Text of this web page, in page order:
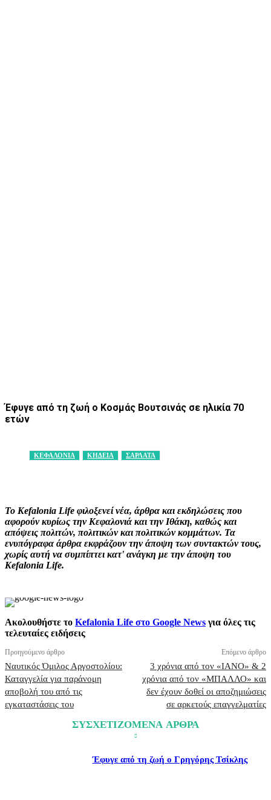
Έφυγε από τη ζωή ο Κοσμάς Βουτσινάς σε ηλικία 70
ετών
ΚΕΦΑΛΟΝΙΑ ΚΗΔΕΙΑ ΣΑΡΛΑΤΑ
Το Kefalonia Life φιλοξενεί νέα, άρθρα και εκδηλώσεις που
αφορούν κυρίως την Κεφαλονιά και την Ιθάκη, καθώς και
απόψεις πολιτών, πολιτικών και πολιτικών κομμάτων. Τα
ενυπόγραφα άρθρα εκφράζουν την άποψη των συντακτών τους,
χωρίς αυτή να συμπίπτει κατ' ανάγκη με την άποψη του
Kefalonia Life.
Ακολουθήστε το Kefalonia Life στο Google News για όλες τις
τελευταίες ειδήσεις
Προηγούμενο άρθρο
Ναυτικός Όμιλος Αργοστολίου:
Καταγγελία για παράνομη
αποβολή του από τις
εγκαταστάσεις του
Επόμενο άρθρο
3 χρόνια από τον «ΙΑΝΟ» & 2
χρόνια από τον «ΜΠΑΛΛΟ» και
δεν έχουν δοθεί οι αποζημιώσεις
σε αρκετούς επαγγελματίες
ΣΥΣΧΕΤΙΖΟΜΕΝΑ ΑΡΘΡΑ
Έφυγε από τη ζωή ο Γρηγόρης Τσίκλης